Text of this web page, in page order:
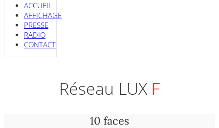
ACCUEIL
AFFICHAGE
PRESSE
RADIO
CONTACT
Réseau LUX F
10 faces